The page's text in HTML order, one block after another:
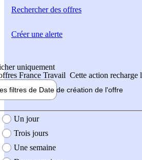
Rechercherdes offres
uniquement
France Travail Cette action recharge
filtres de Date de création de l'offre
création de l'offre
Un jour
Trois jours
Une semaine
Créer une alerte